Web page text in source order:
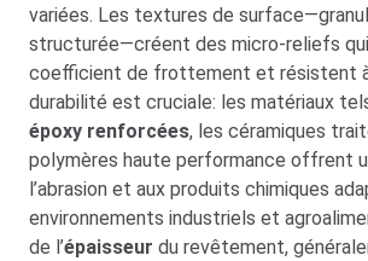
variées. Les textures de
structurée—créent des micro-reliefs
coefficient de frottement et résistent à
durabilité est cruciale: les matériaux
époxy renforcées, les céramiques
polymères haute performance offrent
l’abrasion et aux produits chimiques
environnements industriels et
de l’épaisseur du revêtement,